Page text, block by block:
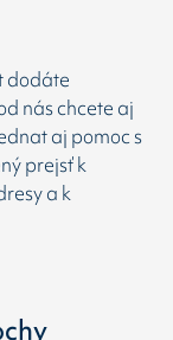
dodáte
nás chcete aj
aj pomoc s
prejsť k
a k